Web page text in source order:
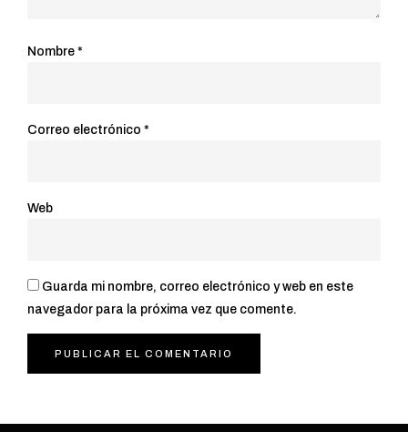
Nombre *
Correo electrónico *
Web
Guarda mi nombre, correo electrónico y web en este
navegador para la próxima vez que comente.